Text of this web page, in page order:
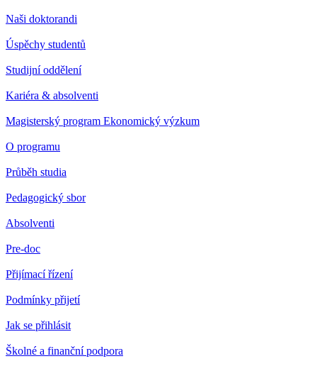
Naši doktorandi
Úspěchy studentů
Studijní oddělení
Kariéra & absolventi
Magisterský program Ekonomický výzkum
O programu
Průběh studia
Pedagogický sbor
Absolventi
Pre-doc
Přijímací řízení
Podmínky přijetí
Jak se přihlásit
Školné a finanční podpora